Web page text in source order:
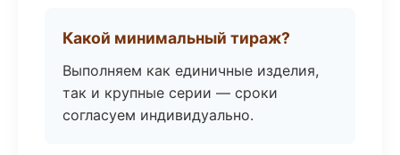
Какой минимальный тираж?
Выполняем как единичные изделия,
так и крупные серии — сроки
согласуем индивидуально.